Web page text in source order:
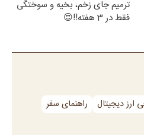
ترمیم جای زخم، بخیه و سوختگی
فقط در 3 هفته!!😍
ارز دیجیتال
راهنمای سفر